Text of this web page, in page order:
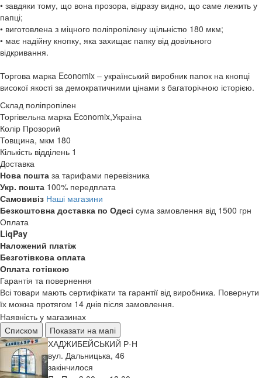
• завдяки тому, що вона прозора, відразу видно, що саме лежить у
папці;
• виготовлена з міцного поліпропілену щільністю 180 мкм;
• має надійну кнопку, яка захищає папку від довільного
відкривання.
Торгова марка Economix – український виробник папок на кнопці
високої якості за демократичними цінами з багаторічною історією.
Склад поліпропілен
Торгівельна марка Economix,Україна
Колір Прозорий
Товщина, мкм 180
Кількість відділень 1
Доставка
Нова пошта за тарифами перевізника
Укр. пошта 100% передплата
Самовивіз Наші магазини
Безкоштовна доставка по Одесі сума замовлення від 1500 грн
Оплата
LiqPay
Наложений платіж
Безготівкова оплата
Оплата готівкою
Гарантія та повернення
Всі товари мають сертифікати та гарантії від виробника. Повернути
їх можна протягом 14 днів після замовлення.
Наявність у магазинах
Списком
Показати на мапі
ХАДЖИБЕЙСЬКИЙ Р-Н
вул. Дальницька, 46
закінчилося